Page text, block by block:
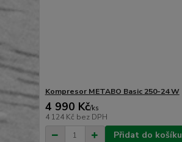
Kompresor METABO Basic 250-24 W
4 990 Kč/ks
4 124 Kč bez DPH
Přidat do košíku